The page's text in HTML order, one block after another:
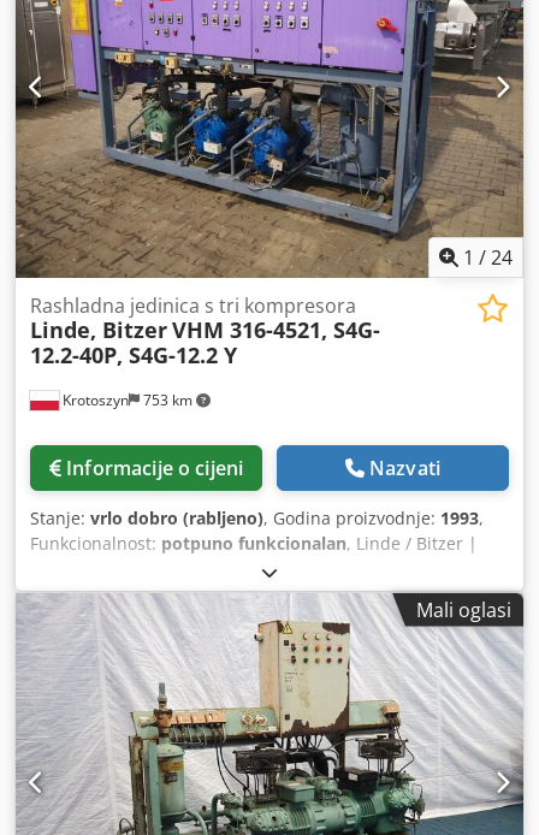
1 /24
Krotoszyn 753 km
Rashladna jedinica s tri kompresora
Linde, BitzerVHM 316-4521, S4G-
12.2-40P, S4G-12.2 Y
Informacije o cijeni Nazvati
Stanje: vrlo dobro (rabljeno), Godina proizvodnje: 1993,
Funkcionalnost: potpuno funkcionalan, Linde / Bitzer |
Industrijski rashladni agregat s tri kompresora Tehnička
specifikacija okvira: Proizvođač sklopa: Linde
Aktiengesellschaft Model / Tip: VHM 316-4521 Serijski broj:
10309 Godina proizvodnje: 1993 Dsdsy Ub A Njpfx Agxjck
Rashladno sredstvo: R22 Dozvoljeni radni tlak: 25 / 13 bar
Dimenzije okvira (DxŠxV): 2930 × 830 × 1870 mm
Specifikacije ugrađenih kompresora (3x Bitzer
Kühlmaschinenbau GmbH): Napajanje: 380–420 V (50 Hz) /
440–480 V (60 Hz) – 3 faze Maksimalna radna struja: 24 A
(po kompresoru) Volumetrijska učinkovitost pojedinačne
jedinice: 42,3 m³/h (pri 50 Hz) / 51,0 m³/h (pri 60 Hz)
Mali oglasi